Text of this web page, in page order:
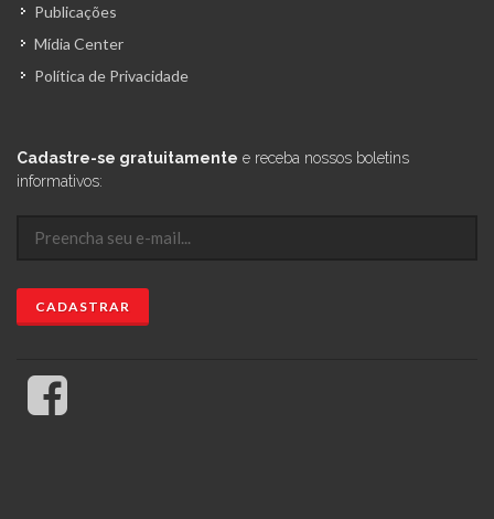
Publicações
Mídia Center
Política de Privacidade
Cadastre-se gratuitamente e receba nossos boletins
informativos: